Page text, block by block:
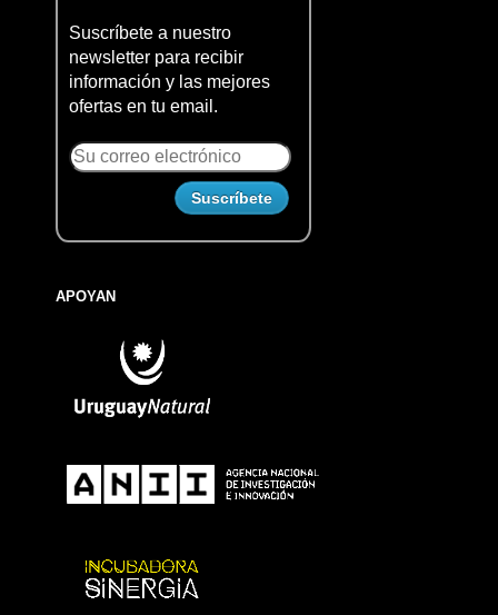
Suscríbete a nuestro
newsletter para recibir
información y las mejores
ofertas en tu email.
APOYAN